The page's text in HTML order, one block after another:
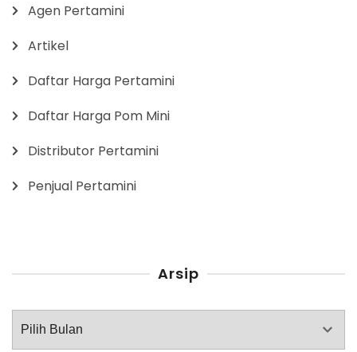
Agen Pertamini
Artikel
Daftar Harga Pertamini
Daftar Harga Pom Mini
Distributor Pertamini
Penjual Pertamini
Arsip
Arsip